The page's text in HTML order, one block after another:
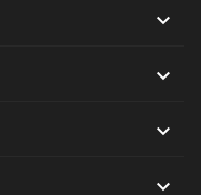



